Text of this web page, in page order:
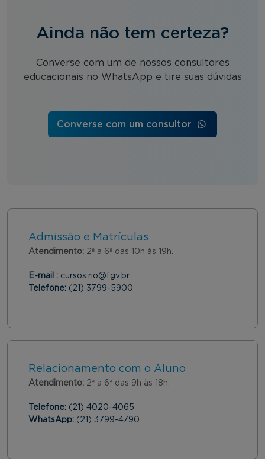
Ainda não tem certeza?
Converse com um de nossos consultores
educacionais no WhatsApp e tire suas dúvidas
Converse com um consultor
Admissão e Matrículas
Atendimento: 2ª a 6ª das 10h às 19h.
E-mail : cursos.rio@fgv.br
Telefone: (21) 3799-5900
Relacionamento com o Aluno
Atendimento: 2ª a 6ª das 9h às 18h.
Telefone: (21) 4020-4065
WhatsApp: (21) 3799-4790